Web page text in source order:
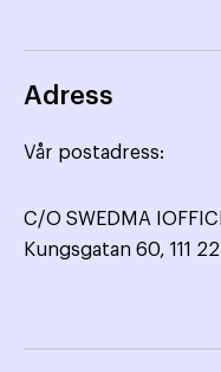
Adress
Vår postadress:
C/O SWEDMA
Kungsgatan 60, 111